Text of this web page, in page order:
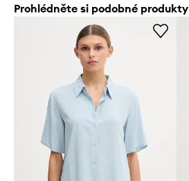
Prohlédněte si podobné produkty